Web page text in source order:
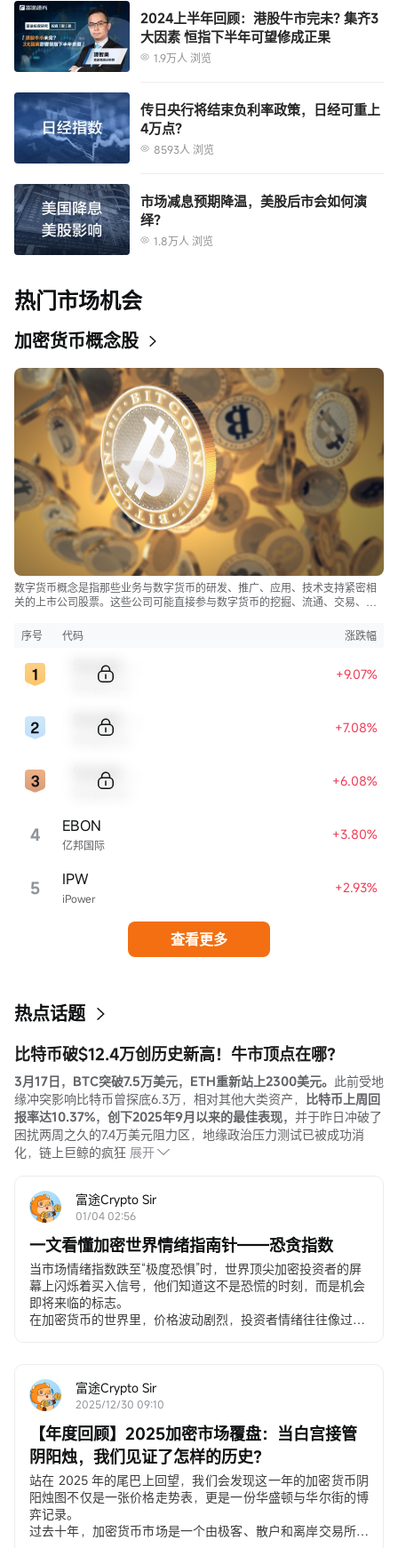
本报告内的资料来自富途证券在报告发行时相信为正确及可靠的来源，惟本报
告并非旨在包含投资者所需要的所有信息，并可能受送递延误，阻碍或拦截等
因素所影响。富途证券不明示或暗示地保证或表示任何该等资料或意见的足够
“富途集团”）均不会就由于任何第三方在依赖本报告的内容时所作的行为而导
致的任何类型的损失（包括但不限于任何直接的，间接的，随之而发生的损
失）而负上任何责任。
本报告之观点、推荐、建议和意见均不一定反映富途证券或其关连公司的立
场，亦可在没有提供通知的情况下随时更改，富途证券亦无责任提供任何有关
资料或意见之更新。
本报告只为一般性提供数据之性质，旨在供富途证券之客户作一般阅览之用，
而非考虑任何某特定收取者的特定投资目标，财务状况或任何特别需要。本报
告内的任何资料或意见均不构成或被视为富途集团的任何成员作出提议，建议
或征求购入或出售任何证券，有关投资或其它金融证券。本报告所提及之产品
未必适合所有投资者，阅览本报告的人士应在作出任何投资决策时须充分考虑
本报告提供给某接收人是基于该接收人被认为有能力独立评估投资风险并就投
潜在投资的目标、需求、 机会、风险、市场因素及其他投资考虑而独立做出
的。
本报告由受香港证券和期货委员会监管的富途证券于香港提供。香港的投资者
香港证监会牌照的中央编号已披露在报告首页的作者姓名旁。
本报告中的任何内容均不得解释为购买或出售证券的要约或邀请。任何决定购
买本研究报告中所提及的证券都应考虑到现有的公开信息，包括任何有关此类
证券的招股说明书等。
| 分析员保证 |
主要负责撰写本报告的分析员确认 (i) 本报告所表达的意见都准确地反映他/她
对本研究报告所评论的上市法团的个人观点; 及 (ii) 他/她过往，现在或将来，直
接或间接，所收取之报酬没有任何部份是与他/她在本报告所表达之特别推荐或
观点有关连的。
分析员确认分析员本人及其有联系者均没有在研究报告发出前30 日内及在研究
报告发出后3个营业日内交易报告内所述的上市法团及其相关证券。
| 利益披露声明 |
报告作者为香港证监会持牌人士，分析员本人或其有联系者并未担任本研究报
本报告中，富途证券并无持有该上市公司市值的1％或以上的任何财务权益，在
员。
| 可用性 |
法则，规定，或其它注册或发牌的规例。本报告不是旨在向该等司法管辖区或
此处包含的信息是基于富途证券认为之准确的来源。富途证券（或其附属公司
或员工）可能在相关投资产品中拥有头寸及交易。 富途集团及/或相关人士对投
律责任。
本报告以中英文书写，两种文本具同等效力。若两种文本有矛盾之处，则应以
2024上半年回顾：港股牛市完未? 集齐3
大因素 恒指下半年可望修成正果
1.9万人 浏览
传日央行将结束负利率政策，日经可重上
4万点?
8593人 浏览
市场减息预期降温，美股后市会如何演
绎?
1.8万人 浏览
热门市场机会
加密货币概念股
数字货币概念是指那些业务与数字货币的研发、推广、应用、技术支持紧密相
关的上市公司股票。这些公司可能直接参与数字货币的挖掘、流通、交易、存
方案等。
序号 代码 涨跌幅
+9.07%
+7.08%
+6.08%
4 亿邦国际
EBON +3.80%
5 iPower
IPW +2.93%
查看更多
热点话题
比特币破$12.4万创历史新高！牛市顶点在哪？
3月17日，BTC突破7.5万美元，ETH重新站上2300美元。 此前受地
缘冲突影响比特币曾探底6.3万，相对其他大类资产， 比特币上周回
报率达10.37%，创下2025年9月以来的最佳表现， 并于昨日冲破了
困扰两周之久的7.4万美元阻力区，地缘政治压力测试已被成功消
化，链上巨鲸的疯狂 展开
富途Crypto Sir
01/04 02:56
一文看懂加密世界情绪指南针——恐贪指数
当市场情绪指数跌至“极度恐惧”时，世界顶尖加密投资者的屏
幕上闪烁着买入信号，他们知道这不是恐慌的时刻，而是机会
即将来临的标志。
在加密货币的世界里，价格波动剧烈，投资者情绪往往像过山
Index）的用武之地。
这个指数就像一个市场情绪的“体温计”，帮助你避开情绪化决
富途牛牛恐贪指数重磅上线！精准捕捉市场情绪拐点，抄底逃
顶有了 “指南针”，点击解锁专属投资参考～
（提示：需将富途牛牛更新至最新版本）
本文将从基础概念入手，为大家讲解恐贪指数的含义、编制方
式，以及它与BTC的关系，给出小白投资者的实践指南。
一、恐贪指数的概念、含义与编制方式
首先，什么叫恐贪指数？简单来说，它是一个衡量加密货币市
富途Crypto Sir
2025/12/30 09:10
【年度回顾】2025加密市场覆盘：当白宫接管
阴阳烛，我们见证了怎样的历史？
站在 2025 年的尾巴上回望，我们会发现这一年的加密货币阴
阳烛图不仅是一张价格走势表，更是一份华盛顿与华尔街的博
弈记录。
过去十年，加密货币市场是一个由极客、散户和离岸交易所主